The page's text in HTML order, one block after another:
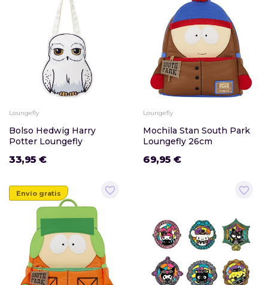
Loungefly
Bolso Hedwig Harry
Potter Loungefly
33,95 €
Loungefly
Mochila Stan South Park
Loungefly 26cm
69,95 €
favorite_border
Envío gratis favorite_border